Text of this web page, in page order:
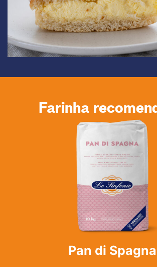
Farinha
Pan di Spagna